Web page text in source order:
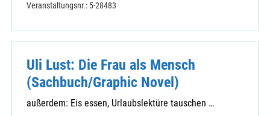
Veranstaltungsnr.: 5-28483
Uli Lust: Die Frau als Mensch
(Sachbuch/Graphic Novel)
außerdem: Eis essen, Urlaubslektüre tauschen …